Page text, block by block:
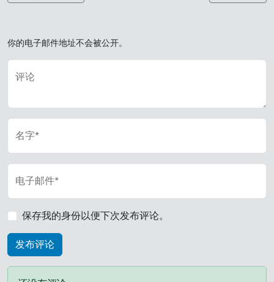
你的电子邮件地址不会被公开。
评论
名字*
电子邮件*
保存我的身份以便下次发布评论。